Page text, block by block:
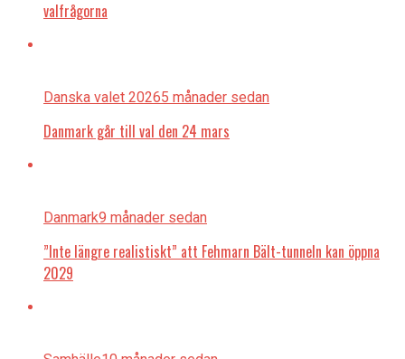
valfrågorna
Danska valet 20265 månader sedan
Danmark går till val den 24 mars
Danmark9 månader sedan
”Inte längre realistiskt” att Fehmarn Bält-tunneln kan öppna
2029